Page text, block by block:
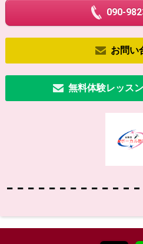
090-
お問い
無料体験レッス